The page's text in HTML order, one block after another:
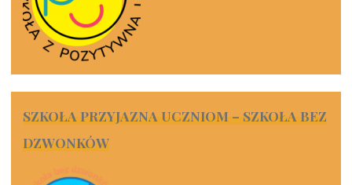
SZKOŁA PRZYJAZNA UCZNIOM – SZKOŁA BEZ
DZWONKÓW